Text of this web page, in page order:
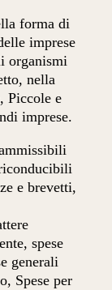
forma di
imprese
organismi
nella
Piccole e
imprese.
e brevetti,
spese
generali
Spese per